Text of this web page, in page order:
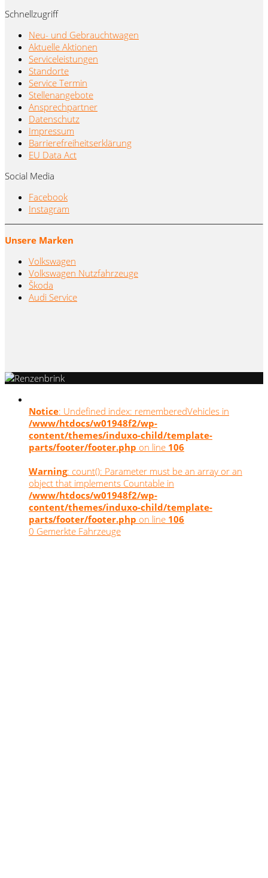
Schnellzugriff
Neu- und Gebrauchtwagen
Aktuelle Aktionen
Serviceleistungen
Standorte
Service Termin
Stellenangebote
Ansprechpartner
Datenschutz
Impressum
Barrierefreiheitserklärung
EU Data Act
Social Media
Facebook
Instagram
Unsere Marken
Volkswagen
Volkswagen Nutzfahrzeuge
Škoda
Audi Service
Notice: Undefined index: rememberedVehicles in
/www/htdocs/w01948f2/wp-
content/themes/induxo-child/template-
parts/footer/footer.php on line 106
Warning: count(): Parameter must be an array or an
object that implements Countable in
/www/htdocs/w01948f2/wp-
content/themes/induxo-child/template-
parts/footer/footer.php on line 106
0 Gemerkte Fahrzeuge